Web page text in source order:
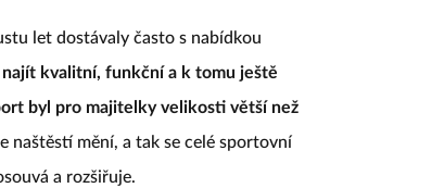
let dostávaly často s nabídkou
najít kvalitní, funkční a k tomu ještě
byl pro majitelky velikosti větší než
naštěstí mění, a tak se celé sportovní
a rozšiřuje.